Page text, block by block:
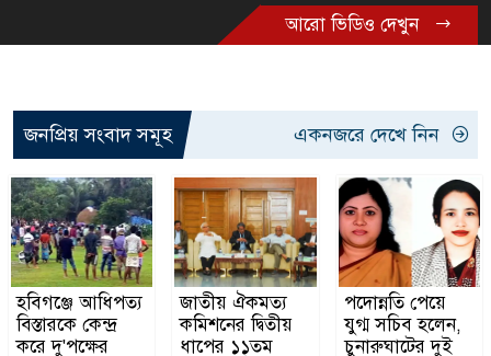
আরো ভিডিও দেখুন
জনপ্রিয় সংবাদ সমূহ একনজরে দেখে নিন
হবিগঞ্জে আধিপত্য
বিস্তারকে কেন্দ্র
করে দু'পক্ষের
জাতীয় ঐকমত্য
কমিশনের দ্বিতীয়
ধাপের ১১তম
পদোন্নতি পেয়ে
যুগ্ম সচিব হলেন,
চুনারুঘাটের দুই